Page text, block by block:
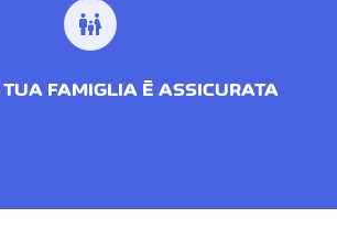
family_restroom
FAMIGLIA È ASSICURATA